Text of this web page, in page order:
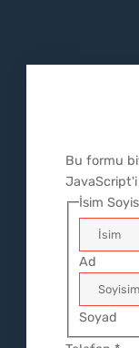
Bu formu
İsim
Ad
Soyad